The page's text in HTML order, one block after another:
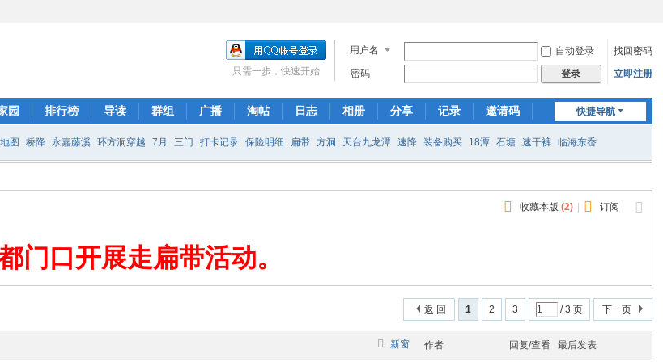
用户名 自动登录
找回密码
密码
登录 立即注册
只需一步，快速开始
快捷导航
园 排行榜 导读 群组 广播 淘帖 日志 相册 分享 记录 邀请码
图 桥降 永嘉藤溪 环方洞穿越 7月 三门 打卡记录 保险明细 扁带 方洞 天台九龙潭 速降 装备购买 18潭 石塘 速干裤 临海东岙
收藏本版 (2) 订阅
门口开展走扁带活动。
1 2 3 / 3 页 下一页
返 回
新窗 作者 回复/查看 最后发表